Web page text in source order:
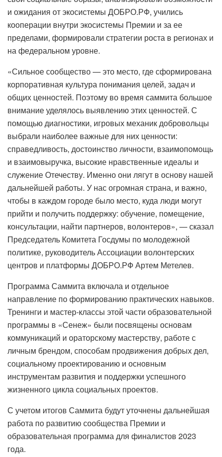
и ожидания от экосистемы ДОБРО.РФ, учились
кооперации внутри экосистемы Премии и за ее
пределами, формировали стратегии роста в регионах и
на федеральном уровне.
«Сильное сообщество — это место, где сформирована
корпоративная культура понимания целей, задач и
общих ценностей. Поэтому во время саммита большое
внимание уделялось выявлению этих ценностей. С
помощью диагностики, игровых механик добровольцы
выбрали наиболее важные для них ценности:
справедливость, достоинство личности, взаимопомощь
и взаимовыручка, высокие нравственные идеалы и
служение Отечеству. Именно они лягут в основу нашей
дальнейшей работы. У нас огромная страна, и важно,
чтобы в каждом городе было место, куда люди могут
прийти и получить поддержку: обучение, помещение,
консультации, найти партнеров, волонтеров», — сказал
Председатель Комитета Госдумы по молодежной
политике, руководитель Ассоциации волонтерских
центров и платформы ДОБРО.РФ Артем Метелев.
Программа Саммита включала и отдельное
направление по формированию практических навыков.
Тренинги и мастер-классы этой части образовательной
программы в «Сенеж» были посвящены основам
коммуникаций и ораторскому мастерству, работе с
личным брендом, способам продвижения добрых дел,
социальному проектированию и основным
инструментам развития и поддержки успешного
жизненного цикла социальных проектов.
С учетом итогов Саммита будут уточнены дальнейшая
работа по развитию сообщества Премии и
образовательная программа для финалистов 2023
года.